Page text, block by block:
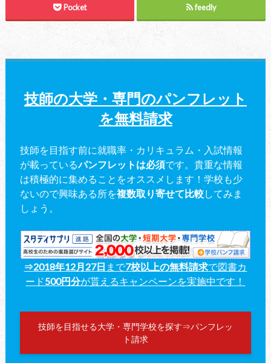
Pocket feedly
技師の大学・専門のパンフレット
を無料請求
技師を目指す前に就職率・カリキュラム・入試情報
が載っているパンフレットは必須です。貴重な情報
は積極的に集めることをオススメします！学校も少
ないので興味ある所を複数取り寄せて比較してみま
しょう。
⇒2018年12月27日 まで7校以上の無料請求で図書カ
ード500円分が貰えるキャンペーンを実施中です！
技師を目指せる大学・専門学校を探す⇒パンフレッ
ト請求